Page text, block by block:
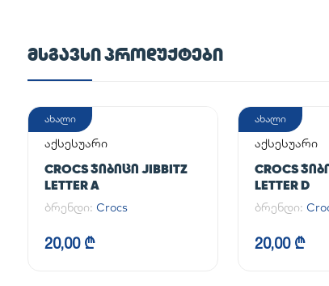
ᲛᲡᲒᲐᲕᲡᲘ ᲞᲠᲝᲓᲣᲥᲢᲔᲑᲘ
ახალი
აქსესუარი
CROCS ᲯᲘᲑᲘᲪᲘ JIBBITZ
LETTER A
ბრენდი: Crocs
20,00 ₾
ახალი
აქსესუარი
CROCS
LETTER D
ბრენდი:
20,00 ₾